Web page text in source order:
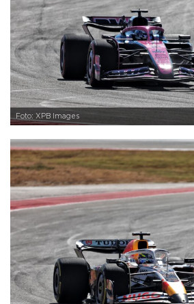
Foto: XPB Images